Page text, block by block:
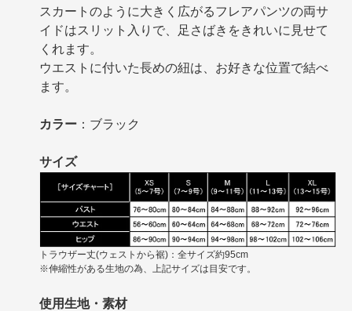
スカートのように大きく広がるフレアパンツの両サ
イドはスリット入りで、足さばきをきれいに見せて
くれます。
ウエストに付いた長めの紐は、お好きな位置で結べ
ます。
カラー ：ブラック
サイズ
トラウザー丈(ウェストから裾)：全サイズ約95cm
※伸縮性がある生地の為、上記サイズは目安です。
使用生地・素材